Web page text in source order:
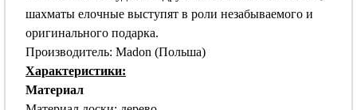
шахматы елочные выступят в роли незабываемого и
оригинального подарка.
Производитель: Madon (Польша)
Характеристики:
Материал